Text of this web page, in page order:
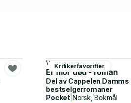
Kritikerfavoritter
Vigdis Hjorth
Er mor død - roman
Del av Cappelen Damms
bestselgerromaner
Pocket Norsk, Bokmål